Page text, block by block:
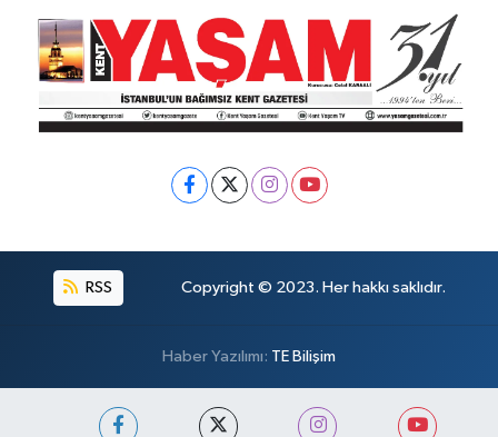
RSS Copyright © 2023. Her hakkı saklıdır.
Haber Yazılımı: TE Bilişim